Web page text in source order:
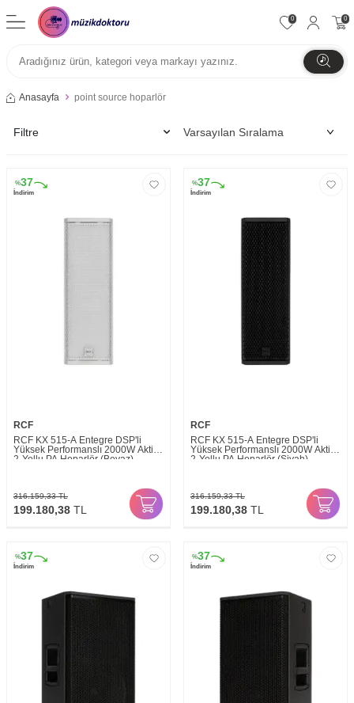
0 0
Anasayfa point source hoparlör
Filtre
%37
İndirim
RCF
RCF KX 515-A Entegre DSP'li
Yüksek Performanslı 2000W Aktif
2-Yollu PA Hoparlör (Beyaz)
316.159,33TL
199.180,38 TL
%37
İndirim
RCF
RCF KX 515-A Entegre DSP'li
Yüksek Performanslı 2000W Aktif
2-Yollu PA Hoparlör (Siyah)
316.159,33TL
199.180,38 TL
%37
İndirim
%37
İndirim